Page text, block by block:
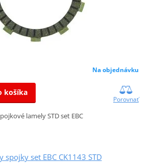
Na objednávku
košíka
Porovnať
lamely STD set EBC
spojky set EBC CK1143 STD